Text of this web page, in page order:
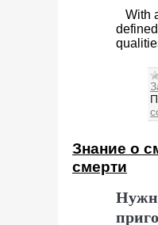
With
Знание о
смерти